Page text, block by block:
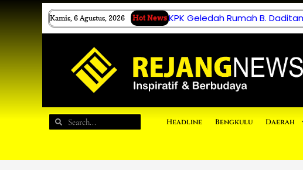
Kamis, 6 Agustus, 2026 Hot News KPK Geledah Rumah B.
Search
Search Headline Bengkulu Daerah